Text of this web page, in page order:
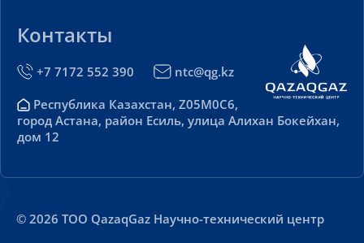
Контакты
+7 7172 552 390 ntc@qg.kz
Республика Казахстан, Z05M0C6,
город Астана, район Есиль, улица Алихан Бокейхан,
дом 12
© 2026 ТОО QazaqGaz Научно-технический центр